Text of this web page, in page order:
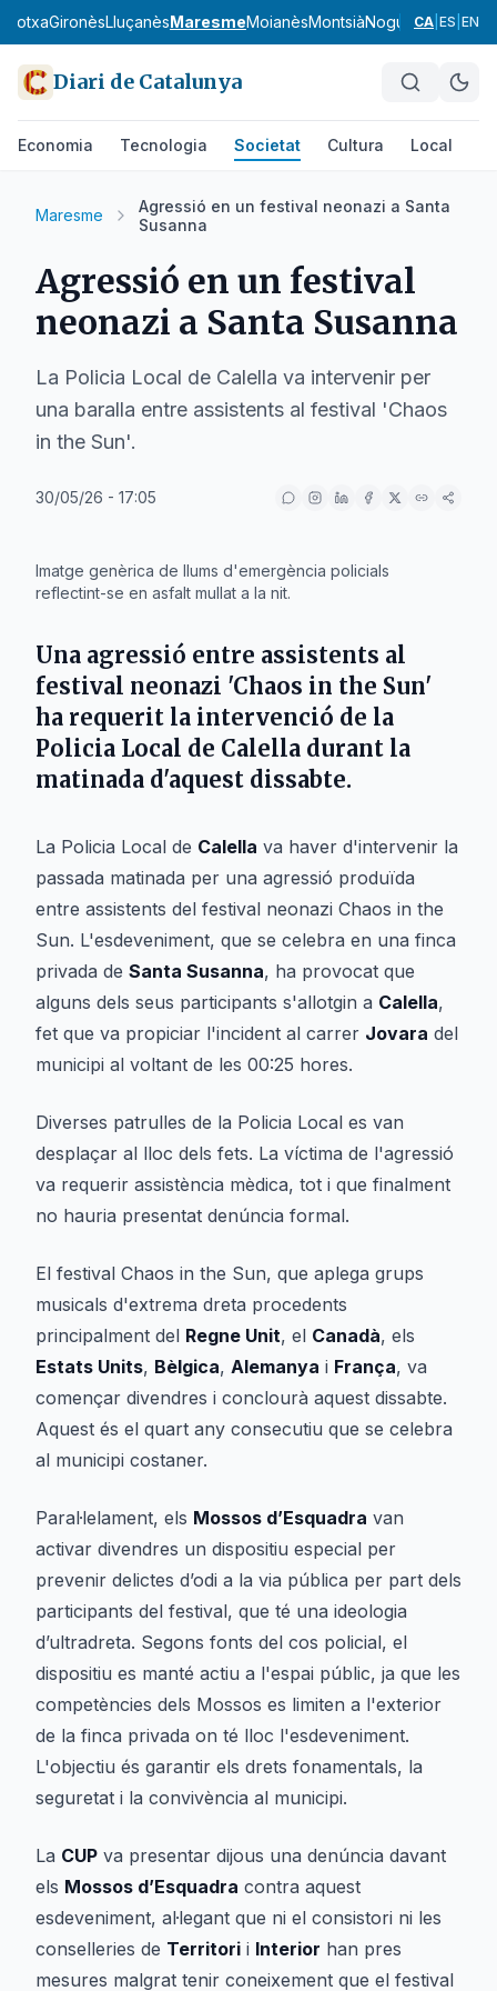
GironèsLluçanèsMaresmeMoianèsMontsiàNogueraOsona
CA ES EN
Diari de Catalunya
Economia Tecnologia Societat Cultura Local
Maresme
Agressió en un festival neonazi a Santa
Susanna
Agressió en un festival
neonazi a Santa Susanna
La Policia Local de Calella va intervenir per
una baralla entre assistents al festival 'Chaos
in the Sun'.
30/05/26 - 17:05
Imatge genèrica de llums d'emergència policials
reflectint-se en asfalt mullat a la nit.
Una agressió entre assistents al
festival neonazi 'Chaos in the Sun'
ha requerit la intervenció de la
Policia Local de Calella durant la
matinada d'aquest dissabte.
La Policia Local de Calella va haver d'intervenir la
passada matinada per una agressió produïda
entre assistents del festival neonazi Chaos in the
Sun. L'esdeveniment, que se celebra en una finca
privada de Santa Susanna, ha provocat que
alguns dels seus participants s'allotgin a Calella,
fet que va propiciar l'incident al carrer Jovara del
municipi al voltant de les 00:25 hores.
Diverses patrulles de la Policia Local es van
desplaçar al lloc dels fets. La víctima de l'agressió
va requerir assistència mèdica, tot i que finalment
no hauria presentat denúncia formal.
El festival Chaos in the Sun, que aplega grups
musicals d'extrema dreta procedents
principalment del Regne Unit, el Canadà, els
Estats Units, Bèlgica, Alemanya i França, va
començar divendres i conclourà aquest dissabte.
Aquest és el quart any consecutiu que se celebra
al municipi costaner.
Paral·lelament, els Mossos d’Esquadra van
activar divendres un dispositiu especial per
prevenir delictes d’odi a la via pública per part dels
participants del festival, que té una ideologia
d’ultradreta. Segons fonts del cos policial, el
dispositiu es manté actiu a l'espai públic, ja que les
competències dels Mossos es limiten a l'exterior
de la finca privada on té lloc l'esdeveniment.
L'objectiu és garantir els drets fonamentals, la
seguretat i la convivència al municipi.
La CUP va presentar dijous una denúncia davant
els Mossos d’Esquadra contra aquest
esdeveniment, al·legant que ni el consistori ni les
conselleries de Territori i Interior han pres
mesures malgrat tenir coneixement que el festival